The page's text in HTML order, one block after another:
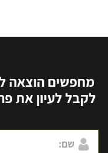
מחפשים הוצאה
לקבל לעיון את